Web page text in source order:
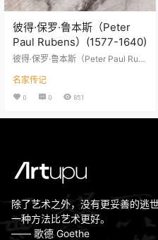
彼得·保罗·鲁本斯（Peter
Paul Rubens）(1577-1640)
彼得·保罗·鲁本斯（Peter Paul Rub
月30日），教名伯多禄·保禄·鲁宾
斯，17世纪佛兰德斯画家，西班牙
哈布斯堡王朝外交使节。鲁本斯是
的家乡安特卫普，并在那里接受了
天主教洗礼。而宗教也成为鲁本斯
画家生涯中十分重要的一个主题…
名家传记
0 0 851
除了艺术之外，没有更妥善的逃
一种方法比艺术更好。
—— 歌德 Goethe